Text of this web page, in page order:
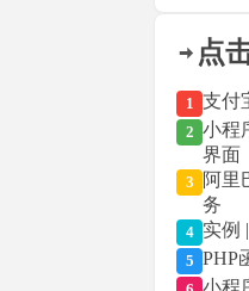
点
1 支付
2 小程
界面
3
阿里
务
4 实例
5 PHP
小程